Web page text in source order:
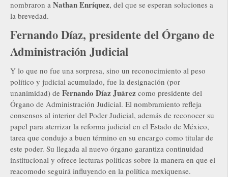
nombraron a Nathan Enríquez, del que se esperan soluciones a
la brevedad.
Fernando Díaz, presidente del Órgano de
Administración Judicial
Y lo que no fue una sorpresa, sino un reconocimiento al peso
político y judicial acumulado, fue la designación (por
unanimidad) de Fernando Díaz Juárez como presidente del
Órgano de Administración Judicial. El nombramiento refleja
consensos al interior del Poder Judicial, además de reconocer su
papel para aterrizar la reforma judicial en el Estado de México,
tarea que condujo a buen término en su encargo como titular de
este poder. Su llegada al nuevo órgano garantiza continuidad
institucional y ofrece lecturas políticas sobre la manera en que el
reacomodo seguirá influyendo en la política mexiquense.